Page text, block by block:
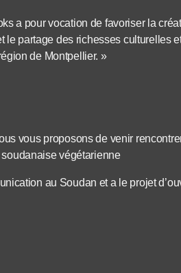
a pour vocation de favoriser la
le partage des richesses culturelles
de Montpellier. »
vous proposons de venir
végétarienne
au Soudan et a le projet